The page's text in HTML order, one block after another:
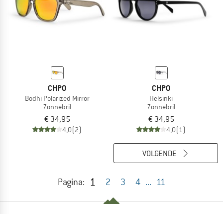
CHPO
Bodhi Polarized Mirror
Zonnebril
€ 34,95
4,0(2)
CHPO
Helsinki
Zonnebril
€ 34,95
4,0(1)
Pagina: 1 2 3 4 ... 11
VOLGENDE